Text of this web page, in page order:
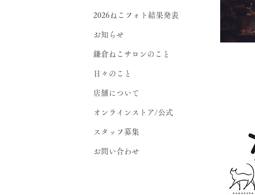
2026ねこフォト結果発表
お知らせ
鎌倉ねこサロンのこと
日々のこと
店舗について
オンラインストア/公式
スタッフ募集
お問い合わせ